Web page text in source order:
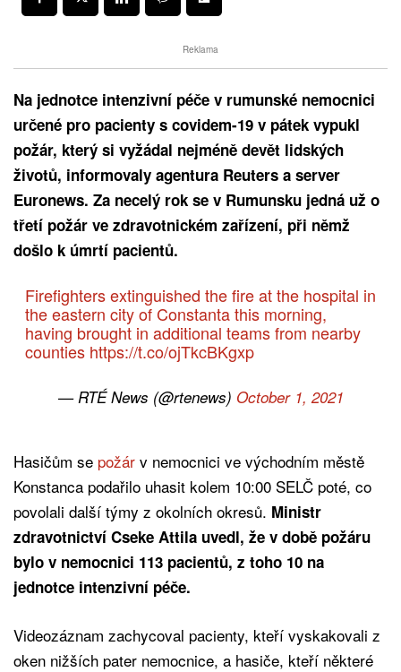
Reklama
Na jednotce intenzivní péče v rumunské nemocnici
určené pro pacienty s covidem-19 v pátek vypukl
požár, který si vyžádal nejméně devět lidských
životů, informovaly agentura Reuters a server
Euronews. Za necelý rok se v Rumunsku jedná už o
třetí požár ve zdravotnickém zařízení, při němž
došlo k úmrtí pacientů.
Firefighters extinguished the fire at the hospital in
the eastern city of Constanta this morning,
having brought in additional teams from nearby
counties https://t.co/ojTkcBKgxp
— RTÉ News (@rtenews) October 1, 2021
Hasičům se požár v nemocnici ve východním městě
Konstanca podařilo uhasit kolem 10:00 SELČ poté, co
povolali další týmy z okolních okresů. Ministr
zdravotnictví Cseke Attila uvedl, že v době požáru
bylo v nemocnici 113 pacientů, z toho 10 na
jednotce intenzivní péče.
Videozáznam zachycoval pacienty, kteří vyskakovali z
oken nižších pater nemocnice, a hasiče, kteří některé